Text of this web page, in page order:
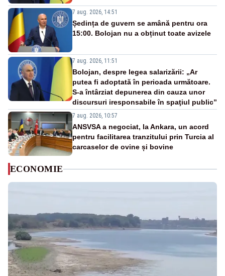
7 aug. 2026, 14:51
Ședința de guvern se amână pentru ora
15:00. Bolojan nu a obținut toate avizele
7 aug. 2026, 11:51
Bolojan, despre legea salarizării: „Ar
putea fi adoptată în perioada următoare.
S-a întârziat depunerea din cauza unor
discursuri iresponsabile în spaţiul public”
7 aug. 2026, 10:57
ANSVSA a negociat, la Ankara, un acord
pentru facilitarea tranzitului prin Turcia al
carcaselor de ovine și bovine
ECONOMIE